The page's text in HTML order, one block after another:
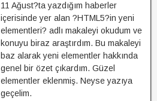
11 Ağust?ta yazdığım haberler
içerisinde yer alan ?HTML5?in yeni
elementleri? adlı makaleyi okudum ve
konuyu biraz araştırdım. Bu makaleyi
baz alarak yeni elementler hakkında
genel bir özet çıkardım. Güzel
elementler eklenmiş. Neyse yazıya
geçelim.